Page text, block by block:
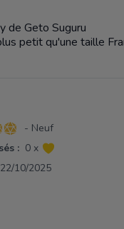
de Geto Suguru
petit qu'une taille
- Neuf
: 0 x
22/10/2025